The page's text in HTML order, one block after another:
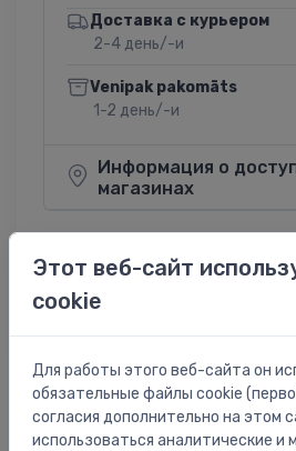
Доставка с курьером
2-4 день/-и
Venipak pakomāts
1-2 день/-и
Информация о
магазинах
Поделиться:
Описание товара
Этот веб-сайт
cookie
Для работы этого веб-сайта он
обязательные файлы cookie
согласия дополнительно на этом
использоваться аналитические и